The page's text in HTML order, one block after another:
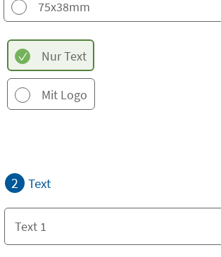
75x38mm
Nur Text
Mit Logo
2 Text